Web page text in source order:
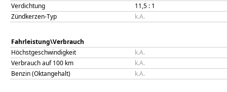
Verdichtung
11,5 : 1
Zündkerzen-Typ
k.A.
Fahrleistung\Verbrauch
Höchstgeschwindigkeit
k.A.
Verbrauch auf 100 km
k.A.
Benzin (Oktangehalt)
k.A.